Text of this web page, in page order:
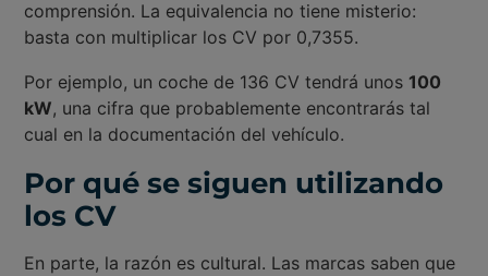
comprensión. La equivalencia no tiene misterio:
basta con multiplicar los CV por 0,7355.
Por ejemplo, un coche de 136 CV tendrá unos 100
kW, una cifra que probablemente encontrarás tal
cual en la documentación del vehículo.
Por qué se siguen utilizando
los CV
En parte, la razón es cultural. Las marcas saben que